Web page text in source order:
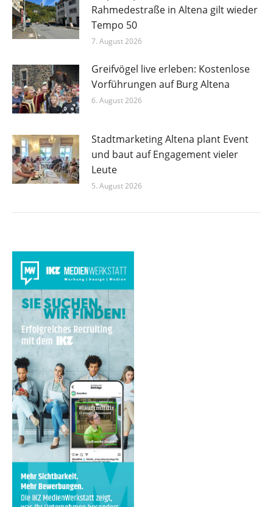
Rahmedestraße in Altena gilt wieder
Tempo 50
7. August 2026
Greifvögel live erleben: Kostenlose
Vorführungen auf Burg Altena
6. August 2026
Stadtmarketing Altena plant Event
und baut auf Engagement vieler
Leute
5. August 2026